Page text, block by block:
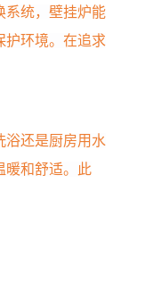
系统，壁挂炉能
护环境。在追求
浴还是厨房用水
暖和舒适。此